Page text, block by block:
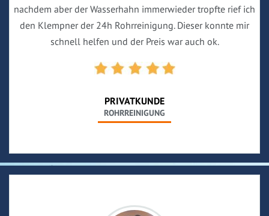
nachdem aber der Wasserhahn immerwieder tropfte rief ich
den Klempner der 24h Rohrreinigung. Dieser konnte mir
schnell helfen und der Preis war auch ok.
PRIVATKUNDE
ROHRREINIGUNG